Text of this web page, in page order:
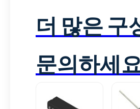
더 많은 구
문의하세